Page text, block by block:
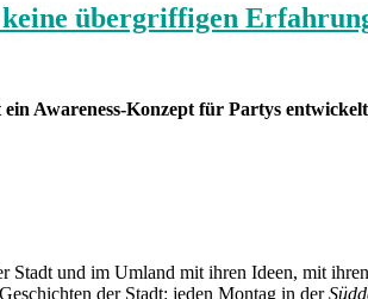
übergriffigen
Awareness-Konzept für Partys
und im Umland mit ihren Ideen, mit
der Stadt: jeden Montag in der